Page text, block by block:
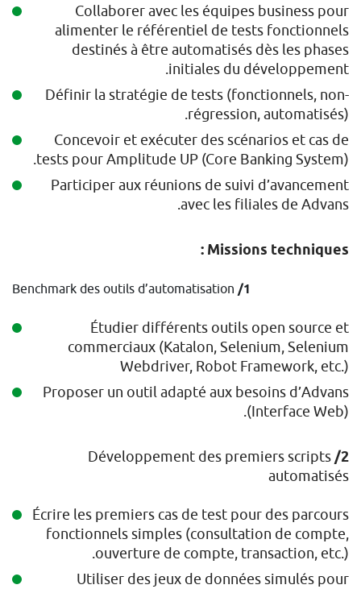
Collaborer avec les équipes business pour
alimenter le référentiel de tests fonctionnels
destinés à être automatisés dès les phases
initiales du développement.
Définir la stratégie de tests (fonctionnels, non-
régression, automatisés).
Concevoir et exécuter des scénarios et cas de
tests pour Amplitude UP (Core Banking System).
Participer aux réunions de suivi d’avancement
avec les filiales de Advans.
Missions techniques :
1/
Benchmark des outils d’automatisation
Étudier différents outils open source et
commerciaux (Katalon, Selenium, Selenium
Webdriver, Robot Framework, etc.)
Proposer un outil adapté aux besoins d’Advans
(Interface Web).
2/
Développement des premiers scripts
automatisés
Écrire les premiers cas de test pour des parcours
fonctionnels simples (consultation de compte,
ouverture de compte, transaction, etc.).
Utiliser des jeux de données simulés pour